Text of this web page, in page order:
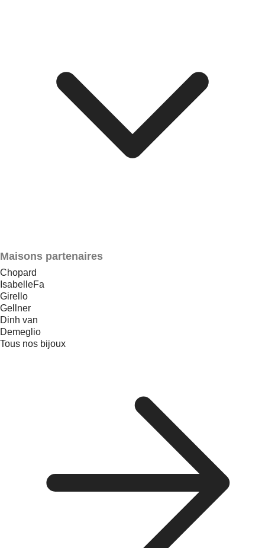
Maisons partenaires
Chopard
IsabelleFa
Girello
Gellner
Dinh van
Demeglio
Tous nos bijoux